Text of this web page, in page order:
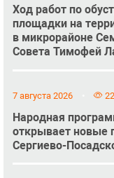
Ход работ по
площадки на
в микрорайоне
Совета Тимофей
7 августа 2026
Народная
открывает новые
Сергиево-